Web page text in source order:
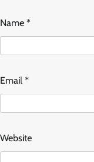
Name *
Email *
Website